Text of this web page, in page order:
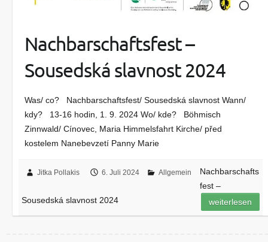
Nachbarschaftsfest –
Sousedská slavnost 2024
Was/ co? Nachbarschaftsfest/ Sousedská slavnost Wann/
kdy? 13-16 hodin, 1. 9. 2024 Wo/ kde? Böhmisch
Zinnwald/ Cínovec, Maria Himmelsfahrt Kirche/ před
kostelem Nanebevzetí Panny Marie
Jitka Pollakis 6. Juli 2024 Allgemein
Nachbarschafts
fest –
Sousedská slavnost 2024
weiterlesen